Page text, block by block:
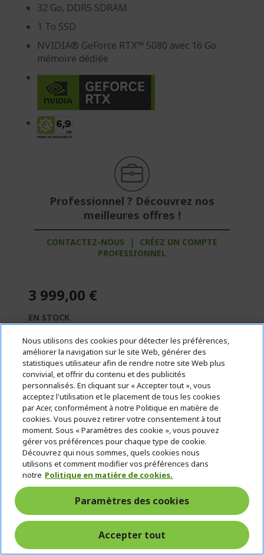
32 Go, DDR5 SDRAM
1 To SSD
NVIDIA® GeForce RTX™ 5080 avec 16 Go
mémoire dédiée
Professionnel ? Découvrez nos
meilleures offres !
CONTACTEZ-NOUS |
CRÉEZ UN COMPTE
PROFESSIONNEL
3 999,00 €
EN STOCK
Quantité :
Aller au produit
Ajouter au panier
Comparer
330 - 330
W
Nous utilisons des cookies pour détecter les préférences,
améliorer la navigation sur le site Web, générer des
statistiques utilisateur afin de rendre notre site Web plus
convivial, et offrir du contenu et des publicités
personnalisés. En cliquant sur « Accepter tout », vous
acceptez l'utilisation et le placement de tous les cookies
par Acer, conformément à notre Politique en matière de
cookies. Vous pouvez retirer votre consentement à tout
moment. Sous « Paramètres des cookie », vous pouvez
gérer vos préférences pour chaque type de cookie.
Découvrez qui nous sommes, quels cookies nous
utilisons et comment modifier vos préférences dans
notre Politique en matière de cookies.
Paramètres des cookies
Accepter tout